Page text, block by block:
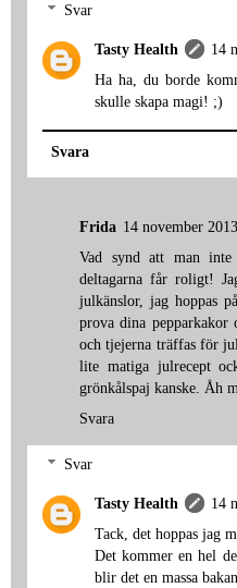
Svar
Tasty Health
14
Ha ha, du borde
skulle skapa magi! ;)
Svara
Frida 14 november
Vad synd att man
deltagarna får roligt!
julkänslor, jag hoppas
prova dina pepparkakor
och tjejerna träffas för
lite matiga julrecept
grönkålspaj kanske. Åh
Svara
Svar
Tasty Health
14
Tack, det hoppas jag
Det kommer en hel
blir det en massa